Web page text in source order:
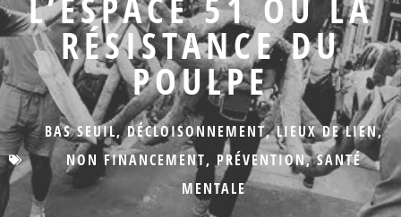
RÉSISTANCE DU
POULPE
BAS SEUIL,DÉCLOISONNEMENT,LIEUX DE LIEN,
NON FINANCEMENT, PRÉVENTION,SANTÉ
MENTALE